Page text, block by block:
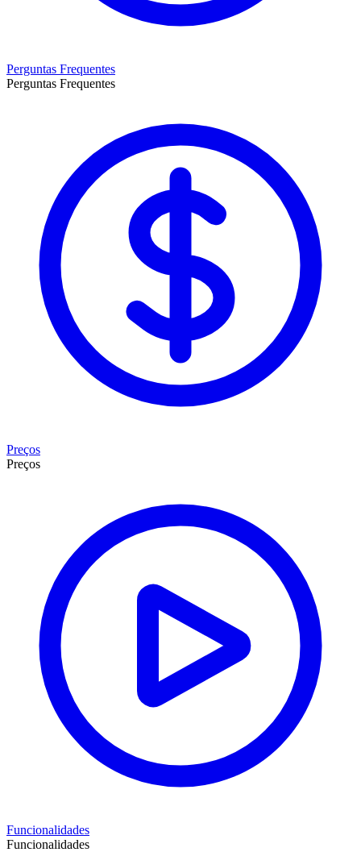
Perguntas Frequentes
Perguntas Frequentes
Preços
Preços
Funcionalidades
Funcionalidades